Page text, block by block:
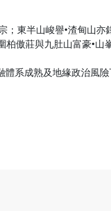
東半山峻譽•渣甸山
傲莊與九肚山富豪•山
系成熟及地緣政治風